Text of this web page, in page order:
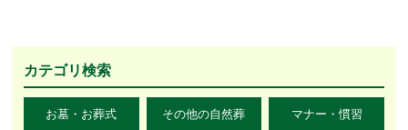
カテゴリ検索
お墓・お葬式 その他の自然葬 マナー・慣習